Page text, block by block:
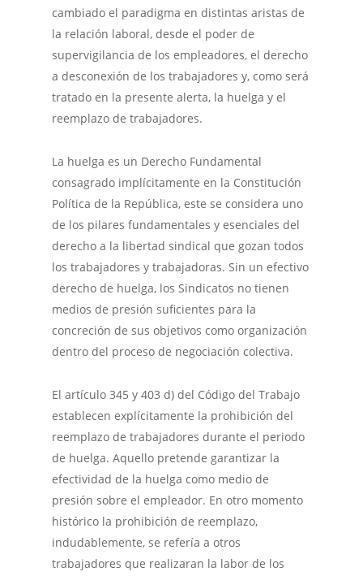
cambiado el paradigma en distintas aristas de
la relación laboral, desde el poder de
supervigilancia de los empleadores, el derecho
a desconexión de los trabajadores y, como será
tratado en la presente alerta, la huelga y el
reemplazo de trabajadores.
La huelga es un Derecho Fundamental
consagrado implícitamente en la Constitución
Política de la República, este se considera uno
de los pilares fundamentales y esenciales del
derecho a la libertad sindical que gozan todos
los trabajadores y trabajadoras. Sin un efectivo
derecho de huelga, los Sindicatos no tienen
medios de presión suficientes para la
concreción de sus objetivos como organización
dentro del proceso de negociación colectiva.
El artículo 345 y 403 d) del Código del Trabajo
establecen explícitamente la prohibición del
reemplazo de trabajadores durante el periodo
de huelga. Aquello pretende garantizar la
efectividad de la huelga como medio de
presión sobre el empleador. En otro momento
histórico la prohibición de reemplazo,
indudablemente, se refería a otros
trabajadores que realizaran la labor de los